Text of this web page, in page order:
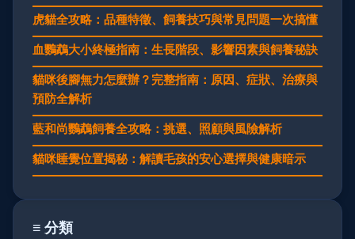
虎貓全攻略：品種特徵、飼養技巧與常見問題一次搞懂
血鸚鵡大小終極指南：生長階段、影響因素與飼養秘訣
貓咪後腳無力怎麼辦？完整指南：原因、症狀、治療與
預防全解析
藍和尚鸚鵡飼養全攻略：挑選、照顧與風險解析
貓咪睡覺位置揭秘：解讀毛孩的安心選擇與健康暗示
≡ 分類